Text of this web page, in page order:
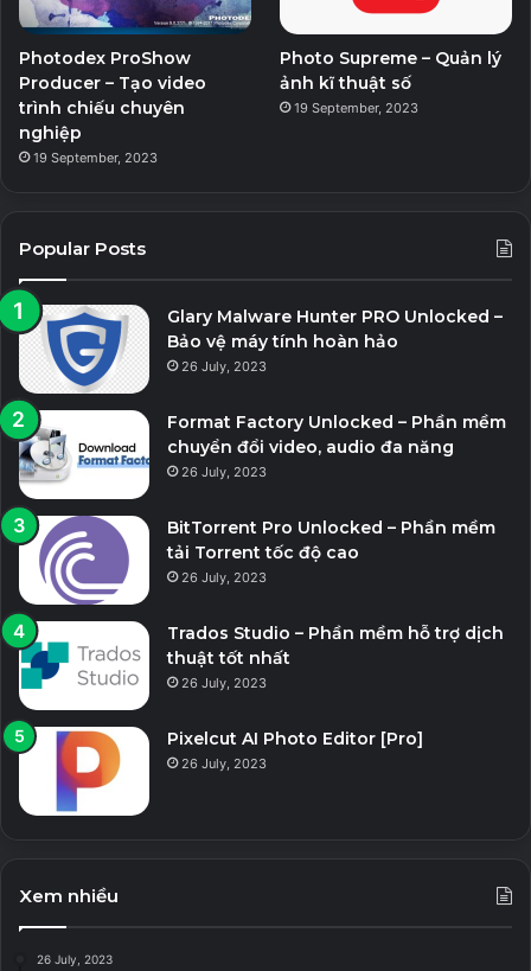
Photodex ProShow
Producer – Tạo video
trình chiếu chuyên
nghiệp
19 September, 2023
Photo Supreme – Quản lý
ảnh kĩ thuật số
19 September, 2023
Popular Posts
Glary Malware Hunter PRO Unlocked –
Bảo vệ máy tính hoàn hảo
26 July, 2023
Format Factory Unlocked – Phần mềm
chuyển đổi video, audio đa năng
26 July, 2023
BitTorrent Pro Unlocked – Phần mềm
tải Torrent tốc độ cao
26 July, 2023
Trados Studio – Phần mềm hỗ trợ dịch
thuật tốt nhất
26 July, 2023
Pixelcut AI Photo Editor [Pro]
26 July, 2023
Xem nhiều
26 July, 2023